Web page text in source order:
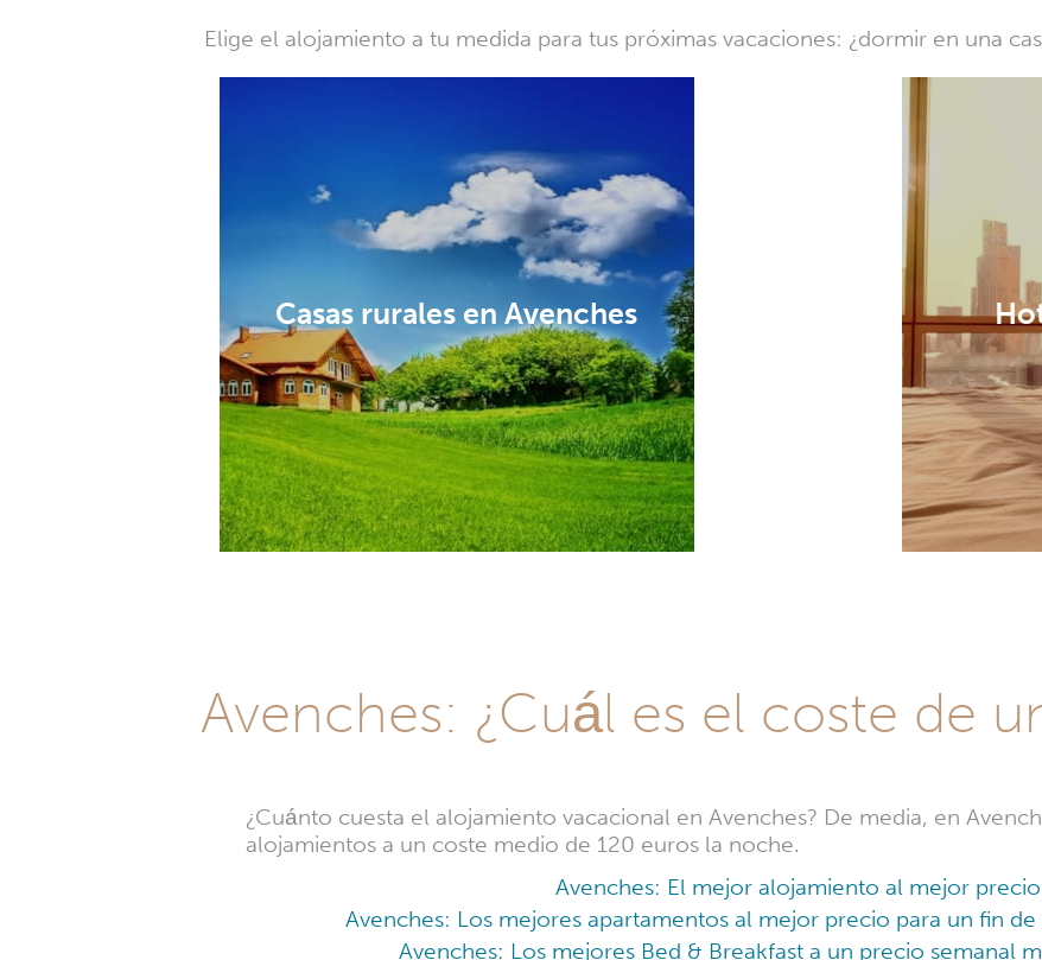
Elige el alojamiento a tu medida para tus próximas vacaciones: ¿dormir en una
Casas rurales en Avenches
Avenches: ¿Cuál es el coste de
¿Cuánto cuesta el alojamiento vacacional en Avenches? De media, en
alojamientos a un coste medio de 120 euros la noche.
Avenches: El mejor alojamiento al mejor precio
Avenches: Los mejores apartamentos al mejor precio para un fin de
Avenches: Los mejores Bed & Breakfast a un precio semanal